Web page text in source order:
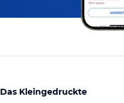
Das Kleingedruckte